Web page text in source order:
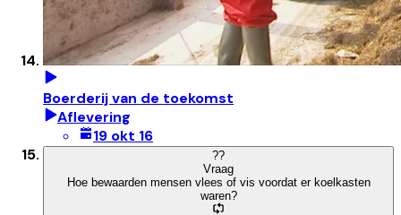
Boerderij van de toekomst
Aflevering
19 okt 16
??
Vraag
Hoe bewaarden mensen vlees of vis voordat er koelkasten
waren?